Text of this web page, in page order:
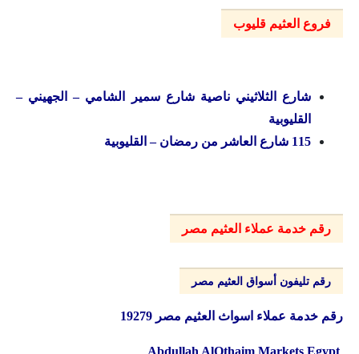
فروع العثيم قليوب
شارع الثلاثيني ناصية شارع سمير الشامي – الجهيني –
القليوبية
115 شارع العاشر من رمضان – القليوبية
رقم خدمة عملاء العثيم مصر
رقم تليفون أسواق العثيم مصر
رقم خدمة عملاء اسواث العثيم مصر 19279